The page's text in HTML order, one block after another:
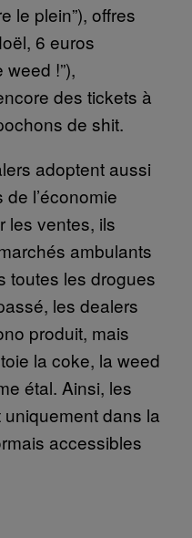
le plein”), offres
6 euros
!”),
des tickets à
de shit.
adoptent aussi
l’économie
les ventes, ils
ambulants
toutes les drogues
les dealers
produit, mais
la coke, la weed
étal. Ainsi, les
uniquement dans la
accessibles